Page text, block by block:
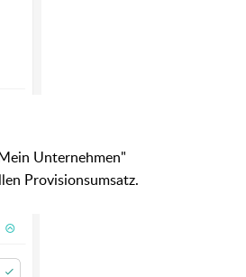
Unternehmen"
Provisionsumsatz.